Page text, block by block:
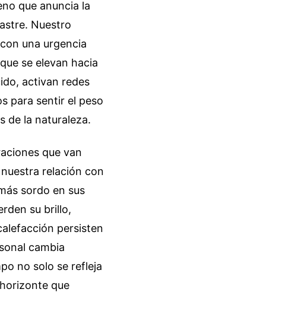
que anuncia la
Nuestro
una urgencia
se elevan hacia
activan redes
para sentir el peso
de la naturaleza.
que van
relación con
sordo en sus
su brillo,
persisten
cambia
no solo se refleja
que